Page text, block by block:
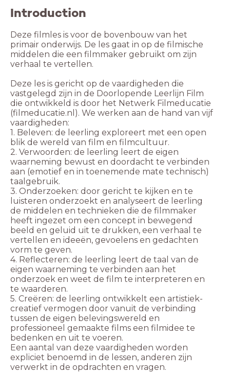
Introduction
Deze filmles is voor de bovenbouw van het
primair onderwijs. De les gaat in op de filmische
middelen die een filmmaker gebruikt om zijn
verhaal te vertellen.
Deze les is gericht op de vaardigheden die
vastgelegd zijn in de Doorlopende Leerlijn Film
die ontwikkeld is door het Netwerk Filmeducatie
(filmeducatie.nl). We werken aan de hand van vijf
vaardigheden:
1. Beleven: de leerling exploreert met een open
blik de wereld van film en filmcultuur.
2. Verwoorden: de leerling leert de eigen
waarneming bewust en doordacht te verbinden
aan (emotief en in toenemende mate technisch)
taalgebruik.
3. Onderzoeken: door gericht te kijken en te
luisteren onderzoekt en analyseert de leerling
de middelen en technieken die de filmmaker
heeft ingezet om een concept in bewegend
beeld en geluid uit te drukken, een verhaal te
vertellen en ideeën, gevoelens en gedachten
vorm te geven.
4. Reflecteren: de leerling leert de taal van de
eigen waarneming te verbinden aan het
onderzoek en weet de film te interpreteren en
te waarderen.
5. Creëren: de leerling ontwikkelt een artistiek-
creatief vermogen door vanuit de verbinding
tussen de eigen belevingswereld en
professioneel gemaakte films een filmidee te
bedenken en uit te voeren.
Een aantal van deze vaardigheden worden
expliciet benoemd in de lessen, anderen zijn
verwerkt in de opdrachten en vragen.